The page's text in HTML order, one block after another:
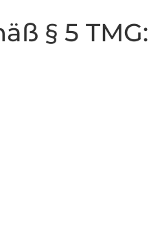
§ 5 TMG: